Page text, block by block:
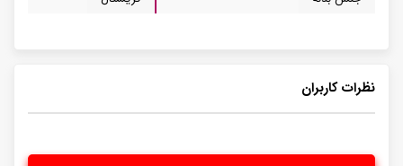
نظرات کاربران